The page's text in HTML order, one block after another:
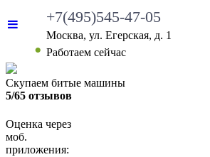
+7(495)545-47-05
Москва, ул. Егерская, д. 1
Работаем сейчас
Скупаем битые машины
5/65 отзывов
Оценка через
моб.
приложения: